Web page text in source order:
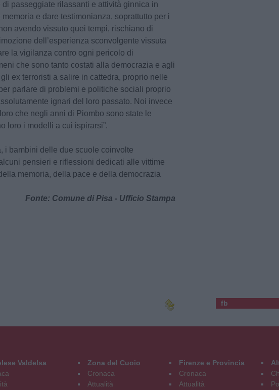
di passeggiate rilassanti e attività ginnica in
e dare testimonianza, soprattutto per i
avendo vissuto quei tempi, rischiano di
dell’esperienza sconvolgente vissuta
la vigilanza contro ogni pericolo di
che sono tanto costati alla democrazia e agli
ex terroristi a salire in cattedra, proprio nelle
parlare di problemi e politiche sociali proprio
ignari del loro passato. Noi invece
che negli anni di Piombo sono state le
loro i modelli a cui ispirarsi”.
i bambini delle due scuole coinvolte
pensieri e riflessioni dedicati alle vittime
memoria, della pace e della democrazia
Fonte: Comune di Pisa - Ufficio Stampa
fb
Valdelsa
Zona del Cuoio
Cronaca
Attualità
Firenze e Provincia
Cronaca
Attualità